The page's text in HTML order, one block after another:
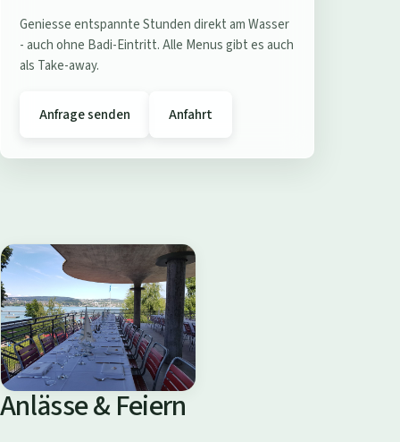
e
s
r
B
a
d
i
W
o
l
Geniesse entspannte Stunden direkt am Wasser
- auch ohne Badi-Eintritt. Alle Menus gibt es auch
als Take-away.
Anfrage senden Anfahrt
Anlässe & Feiern